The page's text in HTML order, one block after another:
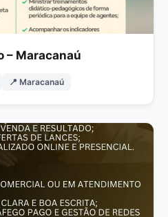
– Maracanaú
📍 Maracanaú